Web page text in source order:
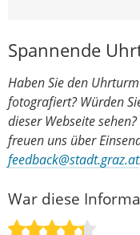
Spannende
Haben Sie den
fotografiert? Würden
dieser Webseite
freuen uns über
feedback@stadt.graz.at
War diese